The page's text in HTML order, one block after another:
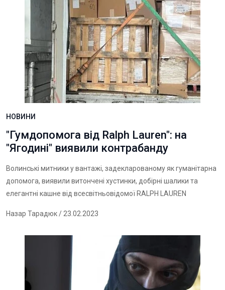
НОВИНИ
"Гумдопомога від Ralph Lauren": на
"Ягодині" виявили контрабанду
Волинські митники у вантажі, задекларованому як гуманітарна
допомога, виявили витончені хустинки, добірні шалики та
елегантні кашне від всесвітньовідомої RALPH LAUREN
Назар Тарадюк/ 23.02.2023